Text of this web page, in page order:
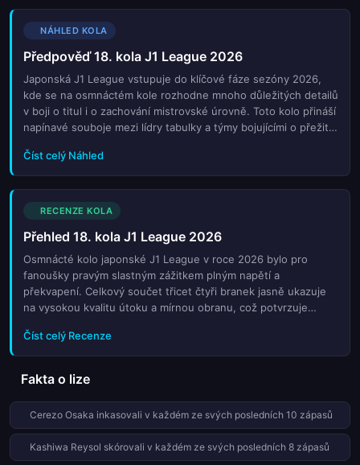
NÁHLED KOLA
Předpověď 18. kola J1 League 2026
Japonská J1 League vstupuje do klíčové fáze sezóny 2026,
kde se na osmnáctém kole rozhodne mnoho důležitých detailů
v boji o titul i o zachování mistrovské úrovně. Toto kolo přináší
napínavé souboje mezi lídry tabulky a týmy bojujícími o přežití.
historická data pro přesné předpovědi výsledků. Zjistěte,
které zápasy mohou rozhodnout o průběhu celé sezóny a jaké
jsou nejzajímavější tipy na sázkařský trh. Sledujte
nejdůležitější střety, které určují směr japonského fotbalu v
roce 2026. Naše podrobná analýza vám pomůže lépe pochopit
dynamiku soutěže a identifikovat skryté příležitosti v tabulce.
Nezapomeňte sledovat také vývoj bodového stavu a body za
vzájemná utkání, která mohou hrát roli při vyrovnaném konci
sezóny.
Číst celý Náhled
RECENZE KOLA
Přehled 18. kola J1 League 2026
Osmnácté kolo japonské J1 League v roce 2026 bylo pro
fanoušky pravým slastným zážitkem plným napětí a
překvapení. Celkový součet třicet čtyři branek jasně ukazuje
na vysokou kvalitu útoku a mírnou obranu, což potvrzuje
výsledek naznačuje, že soutěž nabývá na rychlosti a
dynamice, přičemž každá minuta na trávníku může rozhodnout
o osudu bodů. V tomto kole jsme viděli řadu klíčových
střetnutí, která posunula tabulku a přinesla nové lídry i
pronásledovatele. Některá tradiční silná jména potvrdila svou
formu, zatímco jiná musela čelit nečekanému odporu ze
spodní poloviny tabulky. Pro sázkaře a analytiky byl tento
víkend skvělou ukázkou toho, jak důležitá je konzistence
Číst celý Recenze
Fakta o lize
Cerezo Osaka inkasovali v každém ze svých posledních 10 zápasů
Kashiwa Reysol skórovali v každém ze svých posledních 8 zápasů